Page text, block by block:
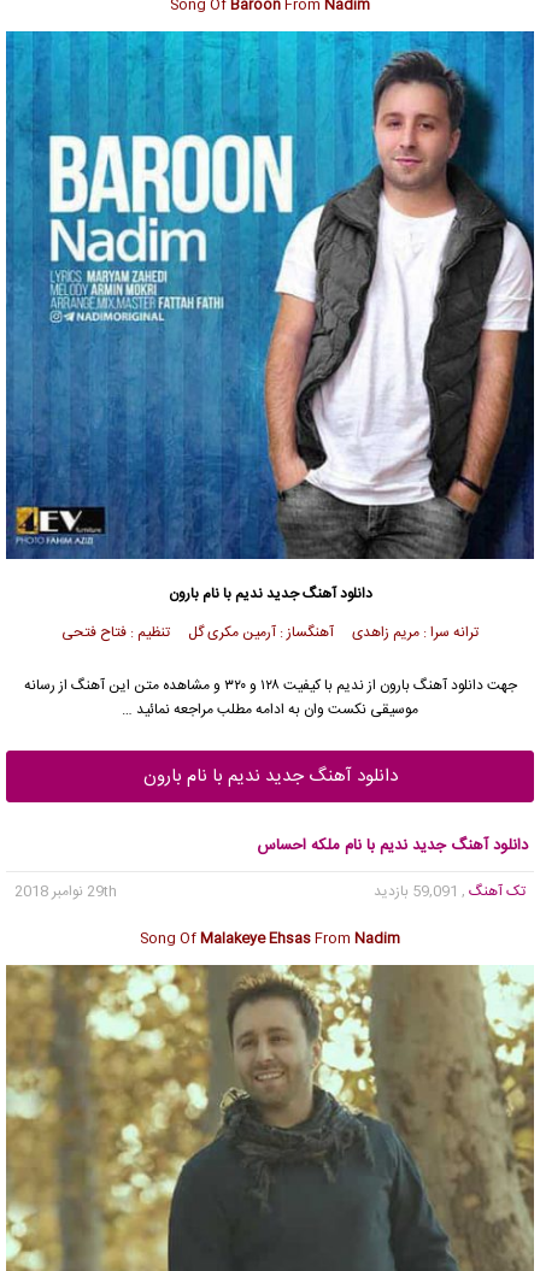
دانلود آهنگ جدیدندیمبا نام بارون
ترانه سرا : مریم زاهدی آهنگساز : آرمین مکری گل تنظیم : فتاح فتحی
جهت دانلود آهنگ بارون ازندیم
با کیفیت ۱۲۸ و ۳۲۰ و مشاهده متن این آهنگ از رسانه
موسیقی نکست وان به ادامه مطلب مراجعه نمائید …
دانلود آهنگ جدید ندیم با نام بارون
دانلود آهنگ جدید ندیم با نام ملکه احساس
تک آهنگ , 59,091 بازدید
29th نوامبر 2018
Song OfMalakeye EhsasFrom Nadim